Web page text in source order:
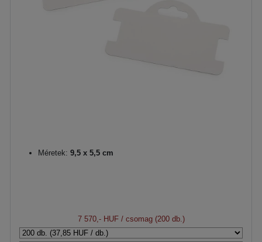
Méretek: 9,5 x 5,5 cm
7 570,- HUF/ csomag (200 db.)